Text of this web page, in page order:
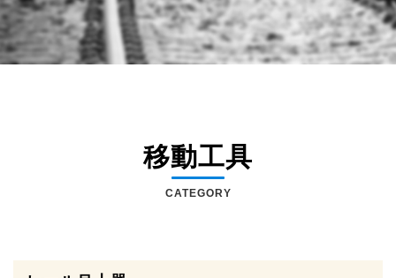
移動工具
CATEGORY